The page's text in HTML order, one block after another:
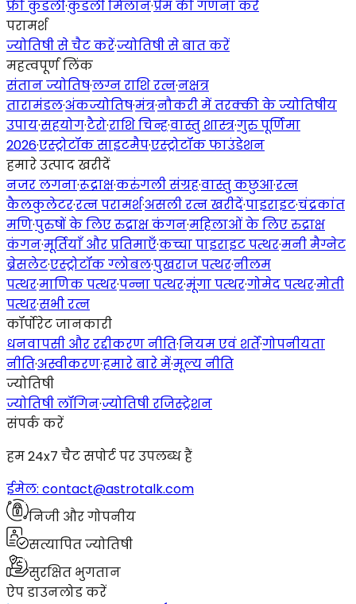
फ्री कुंडली·कुंडली मिलान·प्रेम की गणना करें
परामर्श
ज्योतिषी से चैट करें·ज्योतिषी से बात करें
महत्वपूर्ण लिंक
संतान ज्योतिष·लग्न राशि रत्न·नक्षत्र
तारामंडल·अंकज्योतिष·मंत्र·नौकरी में तरक्की के ज्योतिषीय
उपाय·सहयोग·टैरो·राशि चिन्ह·वास्तु शास्त्र·गुरु पूर्णिमा
2026·एस्ट्रोटॉक साइटमैप·एस्ट्रोटॉक फाउंडेशन
हमारे उत्पाद खरीदें
नजर लगना·रूद्राक्ष·करुंगली संग्रह·वास्तु कछुआ·रत्न
कैलकुलेटर·रत्न परामर्श·असली रत्न खरीदें·पाइराइट·चंद्रकांत
मणि·पुरुषों के लिए रुद्राक्ष कंगन·महिलाओं के लिए रुद्राक्ष
कंगन·मूर्तियाँ और प्रतिमाएँ·कच्चा पाइराइट पत्थर·मनी मैग्नेट
ब्रेसलेट·एस्ट्रोटॉक ग्लोबल·पुखराज पत्थर·नीलम
पत्थर·माणिक पत्थर·पन्ना पत्थर·मूंगा पत्थर·गोमेद पत्थर·मोती
पत्थर·सभी रत्न
कॉर्पोरेट जानकारी
धनवापसी और रद्दीकरण नीति·नियम एवं शर्तें·गोपनीयता
नीति·अस्वीकरण·हमारे बारे में·मूल्य नीति
ज्योतिषी
ज्योतिषी लॉगिन·ज्योतिषी रजिस्ट्रेशन
संपर्क करें
हम 24x7 चैट सपोर्ट पर उपलब्ध हैं
ईमेल: contact@astrotalk.com
निजी और गोपनीय
सत्यापित ज्योतिषी
सुरक्षित भुगतान
ऐप डाउनलोड करें